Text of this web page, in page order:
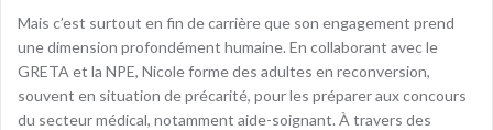
Mais c’est surtout en fin de carrière que son engagement prend
une dimension profondément humaine. En collaborant avec le
GRETA et la NPE, Nicole forme des adultes en reconversion,
souvent en situation de précarité, pour les préparer aux concours
du secteur médical, notamment aide-soignant. À travers des